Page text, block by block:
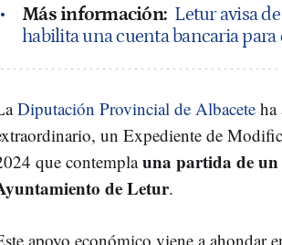
Más información: Letur avisa
habilita una cuenta bancaria para
Diputación Provincial de Albacete ha
un Expediente de
que contemplauna partida de
de Letur.
apoyo económico viene a ahondar